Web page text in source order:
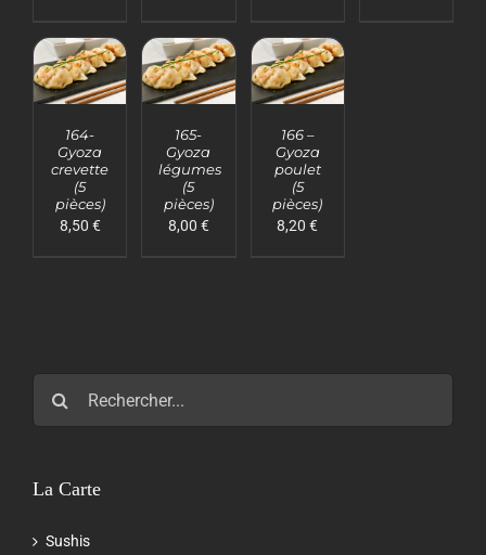
AJOUTER
PANIER
/
DÉTAILS
164-
Gyoza
crevette
(5
pièces)
8,50 €
AJOUTER
PANIER
/
DÉTAILS
165-
Gyoza
légumes
(5
pièces)
8,00 €
AJOUTER
PANIER
/
DÉTAILS
166 –
Gyoza
poulet
(5
pièces)
8,20€
La Carte
Sushis